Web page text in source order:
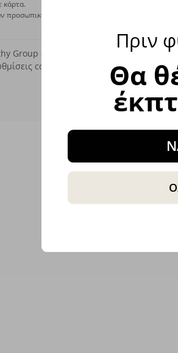
κάρτα.
προσωπικών σας δεδομένων μέσω
Group d.o.o. 2012 - 2026
cookies Χάρτης ιστότοπου
Πριν
Θα